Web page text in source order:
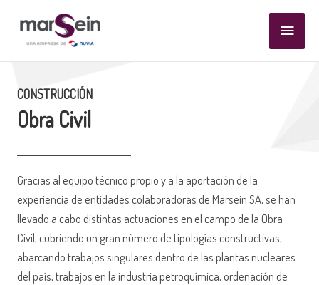
contenido
Menú
CONSTRUCCIÓN
Obra Civil
Gracias al equipo técnico propio y a la aportación de la
experiencia de entidades colaboradoras de Marsein SA, se han
llevado a cabo distintas actuaciones en el campo de la Obra
Civil, cubriendo un gran número de tipologías constructivas,
abarcando trabajos singulares dentro de las plantas nucleares
del país, trabajos en la industria petroquímica, ordenación de